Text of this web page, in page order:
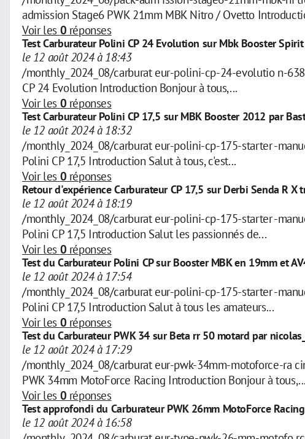
admission Stage6 PWK 21mm MBK Nitro / Ovetto
Voir les 0 réponses
Test Carburateur Polini CP 24 Evolution sur Mbk Booster
le 12 août 2024 à 18:43
/monthly_2024_08/carburat eur-polini-cp-24-evolutio n-
CP 24 Evolution Introduction Bonjour à tous,...
Voir les 0 réponses
Test Carburateur Polini CP 17,5 sur MBK Booster 2012 par
le 12 août 2024 à 18:32
/monthly_2024_08/carburat eur-polini-cp-175-starter -
Polini CP 17,5 Introduction Salut à tous, c'est...
Voir les 0 réponses
Retour d'expérience Carburateur CP 17,5 sur Derbi Senda R
le 12 août 2024 à 18:19
/monthly_2024_08/carburat eur-polini-cp-175-starter -
Polini CP 17,5 Introduction Salut les passionnés de...
Voir les 0 réponses
Test du Carburateur Polini CP sur Booster MBK en 19mm et
le 12 août 2024 à 17:54
/monthly_2024_08/carburat eur-polini-cp-175-starter -
Polini CP 17,5 Introduction Salut à tous les amateurs...
Voir les 0 réponses
Test du Carburateur PWK 34 sur Beta rr 50 motard par
le 12 août 2024 à 17:29
/monthly_2024_08/carburat eur-pwk-34mm-motoforce-ra
PWK 34mm MotoForce Racing Introduction Bonjour à tous,...
Voir les 0 réponses
Test approfondi du Carburateur PWK 26mm MotoForce
le 12 août 2024 à 16:58